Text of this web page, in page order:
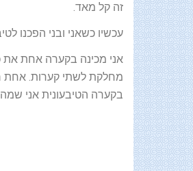
זה קל מאד.
עכשיו כשאני ובני הפכנו
אני מכינה בקערה אחת את
מחלקת לשתי קערות. אחת
בקערה הטיבעונית אני שמה